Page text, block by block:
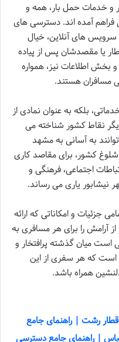
و خدمات حمل بار، همه و
فراهم آمده اند. دسترسی های
های آنلاین، خیال
یا مقصدشان پس از پیاده
اطلاعات نیز، همواره
مسافران هستند.
بلکه به عنوان نمادی از
نقاط کشور شناخته می
به آسانی به مشهد
شلوغ کشور، برای مقاصد کاری
اجتماعی، فرهنگی و
نیشابور یاری می رساند.
جزئیات و امکاناتی که ارائه
آرامش را برای هر مسافری به
است میان گذشته پرافتخار و
است که هر سفری از این
همراه باشد.
قطار رشت | راهنمای جامع
| راهنمای جامع دسترسی